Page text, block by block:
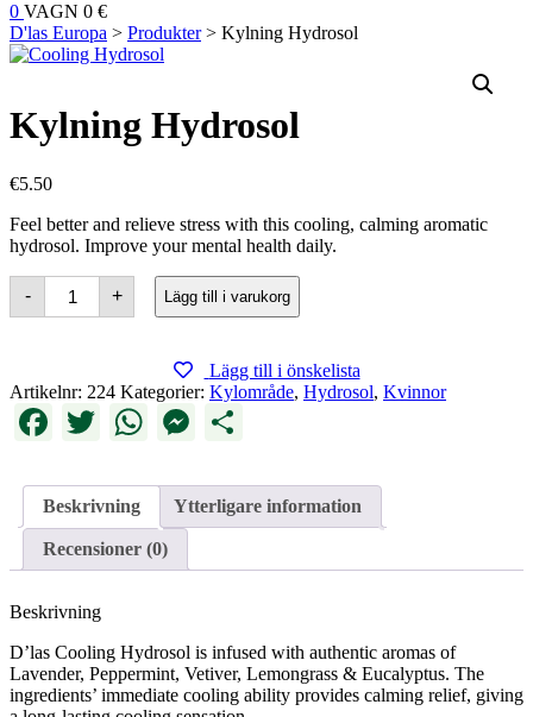
0 VAGN 0 €
D'las Europa > Produkter> Kylning Hydrosol
Kylning Hydrosol
€5.50
Feel better and relieve stress with this cooling, calming aromatic
hydrosol. Improve your mental health daily.
-
Cooling
Hydrosol
mängd
+ Lägg till i varukorg
Lägg till i önskelista
Artikelnr: 224 Kategorier: Kylområde, Hydrosol, Kvinnor
Facebook
TwitterWhatsApp
Messenger
Beskrivning Ytterligare information
Recensioner (0)
Beskrivning
D’las Cooling Hydrosol is infused with authentic aromas of
Lavender, Peppermint, Vetiver, Lemongrass & Eucalyptus. The
ingredients’ immediate cooling ability provides calming relief, giving